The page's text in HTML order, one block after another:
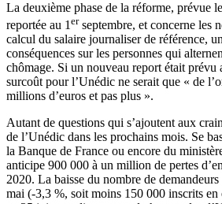
La deuxième phase de la réforme, prévue
reportée au 1 erseptembre, et concerne les
calcul du salaire journaliser de référence,
conséquences sur les personnes qui
chômage. Si un nouveau report était prévu
surcoût pour l’Unédic ne serait que « de
millions d’euros et pas plus ».
Autant de questions qui s’ajoutent aux
de l’Unédic dans les prochains mois. Se
la Banque de France ou encore du
anticipe 900 000 à un million de pertes
2020. La baisse du nombre de
mai (-3,3 %, soit moins 150 000 inscrits en